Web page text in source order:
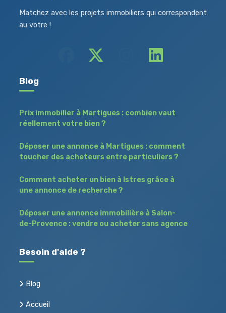
Matchez avec les projets immobiliers qui correspondent
au votre !
Blog
Prix immobilier à Martigues : combien vaut
réellement votre bien ?
Déposer une annonce à Martigues : comment
toucher des acheteurs entre particuliers ?
Comment acheter un bien à Istres grâce à
une annonce de recherche ?
Déposer une annonce immobilière à Salon-
de-Provence : vendre ou acheter sans agence
Besoin d'aide ?
Blog
Accueil